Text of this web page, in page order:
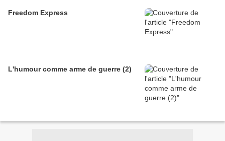
Freedom Express
L'humour comme arme de guerre (2)